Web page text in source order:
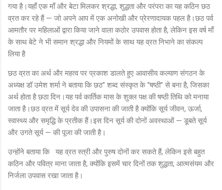
गया है।यहाँ एक माँ और बेटा मिलकर श्रद्धा, शुद्धता और परंपरा का यह कठिन छठ
व्रत कर रहे हैं — जो अपने आप में एक अनोखी और प्रेरणादायक पहल है।छठ पर्व
आमतौर पर महिलाओं द्वारा किया जाने वाला कठोर उपवास होता है, लेकिन इस वर्ष माँ
के साथ बेटे ने भी समान श्रद्धा और नियमों के साथ यह व्रत निभाने का संकल्प
लिया है
छठ व्रत का अर्थ और महत्व पर प्रकाश डालते हुए आवासीय कल्याण संगठन के
अध्यक्ष डॉ उमेश शर्मा ने बताया कि छठ” शब्द संस्कृत के “षष्ठी” से बना है, जिसका
अर्थ होता है छठा दिन।यह पर्व कार्तिक मास के शुक्ल पक्ष की षष्ठी तिथि को मनाया
जाता है।छठ व्रत में सूर्य देव की उपासना की जाती है क्योंकि सूर्य जीवन, ऊर्जा,
स्वास्थ्य और समृद्धि के प्रतीक हैं।इस दिन सूर्य की दोनों अवस्थाओं — डूबते सूर्य
और उगते सूर्य — की पूजा की जाती है।
उन्होंने बताया कि यह व्रत स्त्री और पुरुष दोनों कर सकते हैं, लेकिन इसे बहुत
कठिन और पवित्र माना जाता है, क्योंकि इसमें चार दिनों तक शुद्धता, आत्मसंयम और
निर्जला उपवास रखा जाता है।